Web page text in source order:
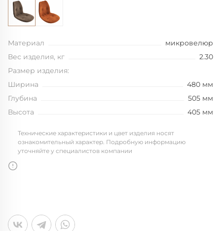
Материал
микровелюр
Вес изделия, кг
2.30
Размер изделия:
Ширина
480 мм
Глубина
505 мм
Высота
405 мм
Технические характеристики и цвет изделия носят
ознакомительный характер. Подробную информацию
уточняйте у специалистов компании